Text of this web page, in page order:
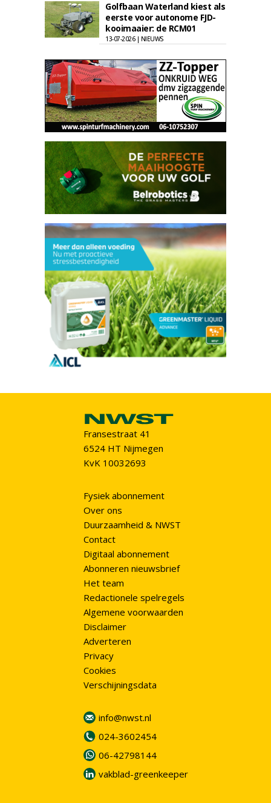
Golfbaan Waterland kiest als
eerste voor autonome FJD-
kooimaaier: de RCM01
13-07-2026 | NIEUWS
Fransestraat 41
6524 HT Nijmegen
KvK 10032693
Fysiek abonnement
Over ons
Duurzaamheid & NWST
Contact
Digitaal abonnement
Abonneren nieuwsbrief
Het team
Redactionele spelregels
Algemene voorwaarden
Disclaimer
Adverteren
Privacy
Cookies
Verschijningsdata
info@nwst.nl
024-3602454
06-42798144
vakblad-greenkeeper